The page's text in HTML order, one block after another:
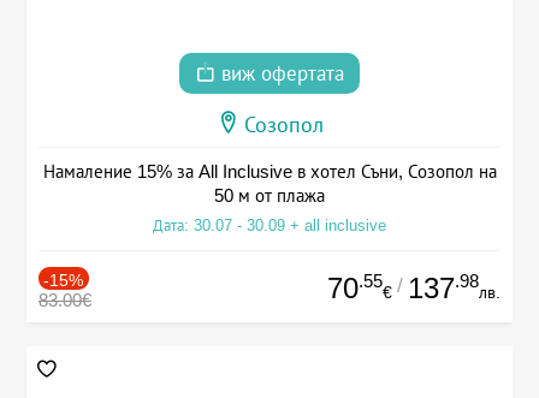
виж офертата
Созопол
Намаление 15% за All Inclusive в хотел Съни, Созопол на
50 м от плажа
Дата: 30.07 - 30.09 + all inclusive
-15%
83.00€ 70.55
€ / 137.98
лв.